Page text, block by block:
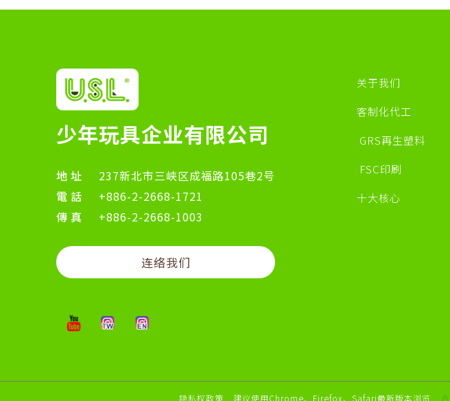
少年玩具企业有限公司
地址
237新北市三峡区成福路105巷2号
電話
+886-2-2668-1721
傳真
+886-2-2668-1003
连络我们
关于我们
客制化代工
GRS再生塑料
FSC印刷
十大核心
隐私权政策 建议使用Chrome、Firefox、Safari最新版本浏览